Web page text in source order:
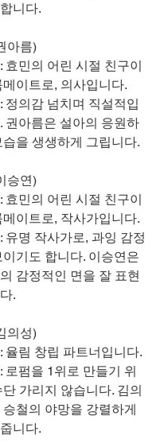
니다.
아름)
효민의 어린 시절 친구이
메이트로, 의사입니다.
정의감 넘치며 직설적입
권아름은 설아의 응원하
습을 생생하게 그립니다.
승연)
효민의 어린 시절 친구이
메이트로, 작사가입니다.
유명 작사가로, 과잉 감정
이기도 합니다. 이승연은
감정적인 면을 잘 표현
.
의성)
율림 창립 파트너입니다.
로펌을 1위로 만들기 위
가리지 않습니다. 김의
승철의 야망을 강렬하게
니다.